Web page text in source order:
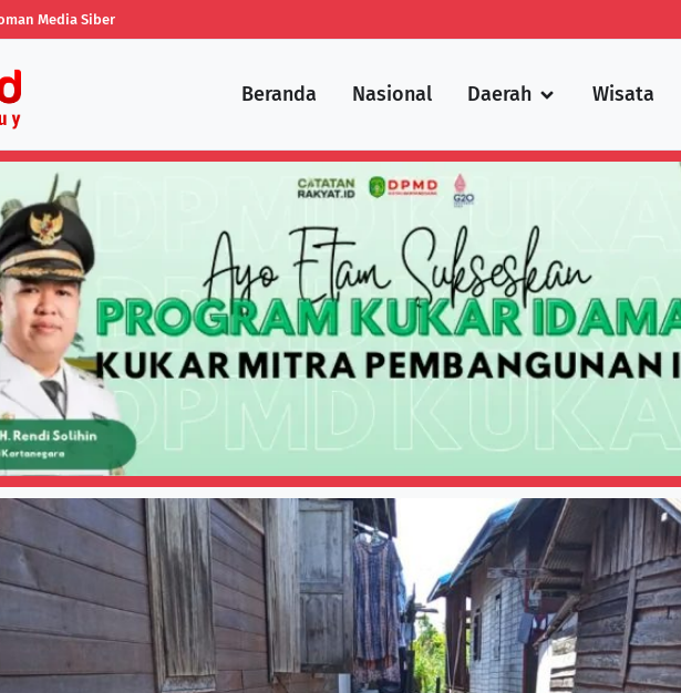
Media Siber
Beranda Nasional Daerah Wisata